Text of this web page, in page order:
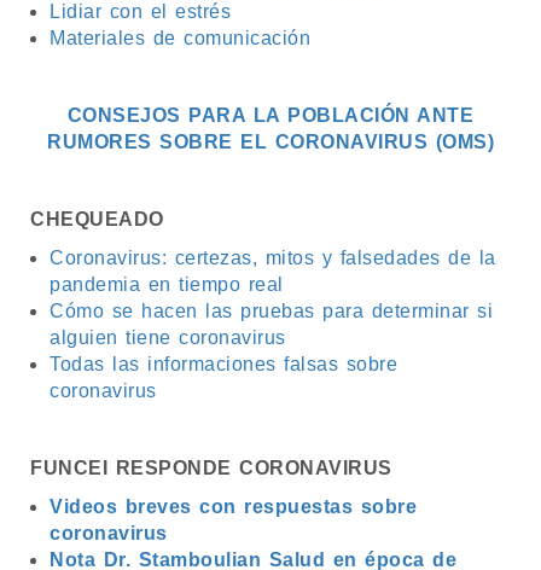
Lidiar con el estrés
Materiales de comunicación
CONSEJOS PARA LA POBLACIÓN ANTE
RUMORES SOBRE EL CORONAVIRUS (OMS)
CHEQUEADO
Coronavirus: certezas, mitos y falsedades de la
pandemia en tiempo real
Cómo se hacen las pruebas para determinar si
alguien tiene coronavirus
Todas las informaciones falsas sobre
coronavirus
FUNCEI RESPONDE CORONAVIRUS
Videos breves con respuestas sobre
coronavirus
Nota Dr. Stamboulian Salud en época de